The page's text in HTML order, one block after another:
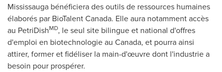
Mississauga bénéficiera des outils de ressources humaines
élaborés par BioTalent Canada. Elle aura notamment accès
au PetriDishMD, le seul site bilingue et national d'offres
d'emploi en biotechnologie au Canada, et pourra ainsi
attirer, former et fidéliser la main-d'œuvre dont l'industrie a
besoin pour prospérer.